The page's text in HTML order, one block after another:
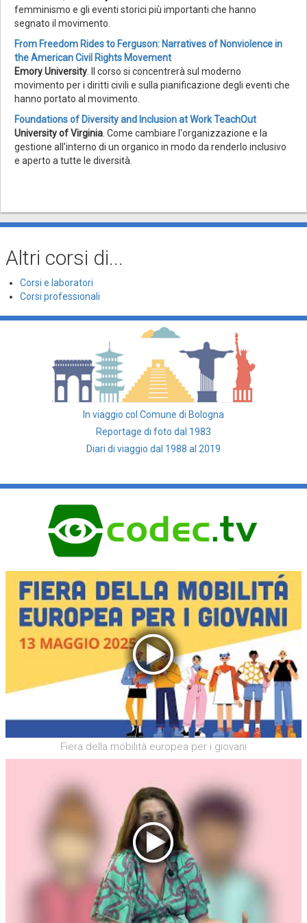
femminismo e gli eventi storici più importanti che hanno
segnato il movimento.
From Freedom Rides to Ferguson: Narratives of Nonviolence in
the American Civil Rights Movement
Emory University. Il corso si concentrerà sul moderno
movimento per i diritti civili e sulla pianificazione degli eventi che
hanno portato al movimento.
Foundations of Diversity and Inclusion at Work TeachOut
University of Virginia. Come cambiare l'organizzazione e la
gestione all'interno di un organico in modo da renderlo inclusivo
e aperto a tutte le diversità.
Altri corsi di...
Corsi e laboratori
Corsi professionali
In viaggio col Comune di Bologna
Reportage di foto dal 1983
Diari di viaggio dal 1988 al 2019
Fiera della mobilità europea per i giovani